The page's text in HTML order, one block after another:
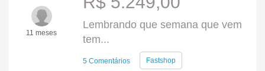
11 meses
Lembrando que semana que vem
tem...
5 Comentários Fastshop